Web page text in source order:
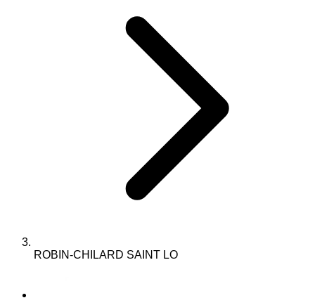
ROBIN-CHILARD SAINT LO